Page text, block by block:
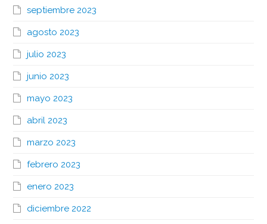
septiembre 2023
agosto 2023
julio 2023
junio 2023
mayo 2023
abril 2023
marzo 2023
febrero 2023
enero 2023
diciembre 2022